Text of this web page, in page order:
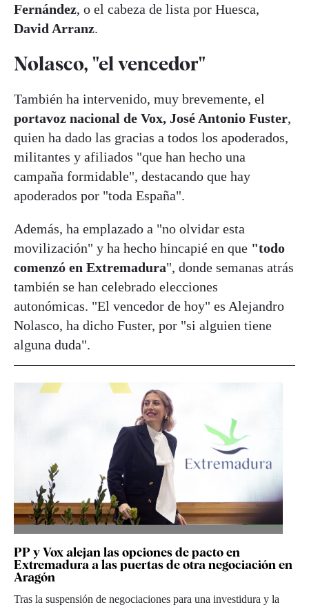
Fernández, o el cabeza de lista por Huesca,
David Arranz.
Nolasco, "el vencedor"
También ha intervenido, muy brevemente, el
portavoz nacional de Vox, José Antonio Fuster,
quien ha dado las gracias a todos los apoderados,
militantes y afiliados "que han hecho una
campaña formidable", destacando que hay
apoderados por "toda España".
Además, ha emplazado a "no olvidar esta
movilización" y ha hecho hincapié en que "todo
comenzó en Extremadura", donde semanas atrás
también se han celebrado elecciones
autonómicas. "El vencedor de hoy" es Alejandro
Nolasco, ha dicho Fuster, por "si alguien tiene
alguna duda".
PP y Vox alejan las opciones de pacto en
Extremadura a las puertas de otra negociación en
Aragón
Tras la suspensión de negociaciones para una investidura y la